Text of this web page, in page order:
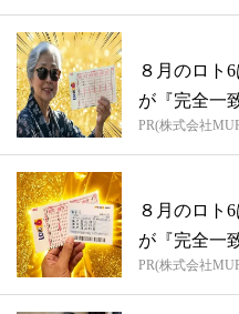
８月のロト
が『完全一
PR(株式会社
８月のロト
が『完全一
PR(株式会社